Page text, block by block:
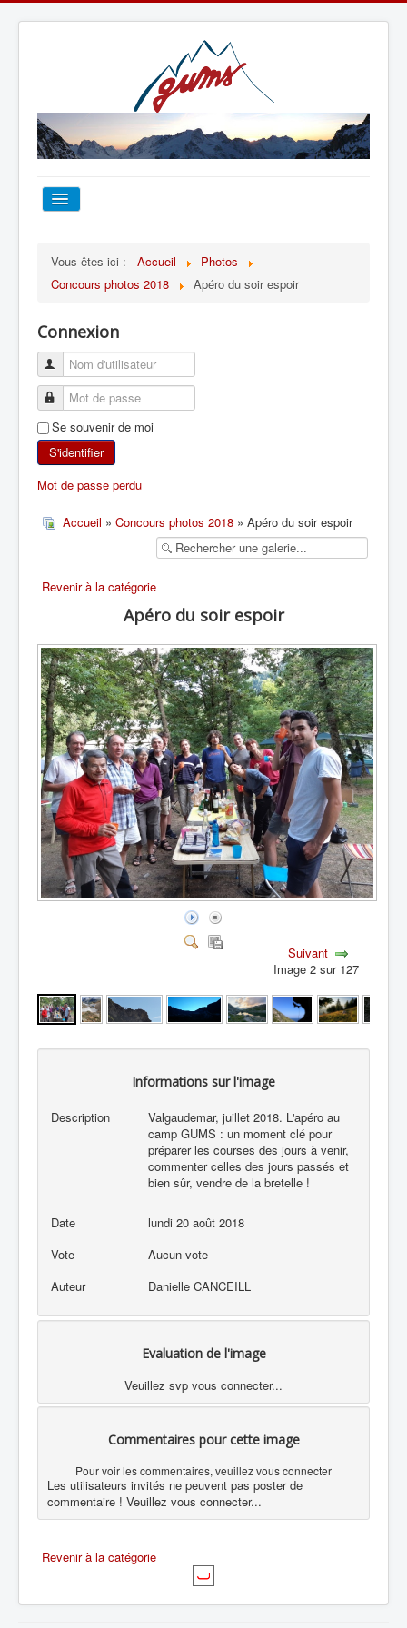
TOUT SUR LE GUMS
ESCALADE
ALPINISME
SKI DE RANDONNÉE
RANDONNÉE SPORTIVE
Vous êtes ici : Accueil
Photos
Concours photos 2018
Apéro du soir espoir
Connexion
Se souvenir de moi
S'identifier
Mot de passe perdu
Accueil » Concours photos 2018 » Apéro du soir espoir
Revenir à la catégorie
Apéro du soir espoir
Suivant
Image 2 sur 127
Informations sur l'image
Description
Valgaudemar, juillet 2018. L'apéro au
camp GUMS : un moment clé pour
préparer les courses des jours à venir,
commenter celles des jours passés et
bien sûr, vendre de la bretelle !
Date
lundi 20 août 2018
Vote
Aucun vote
Auteur
Danielle CANCEILL
Evaluation de l'image
Veuillez svp vous connecter...
Commentaires pour cette image
Pour voir les commentaires, veuillez vous connecter
Les utilisateurs invités ne peuvent pas poster de
commentaire ! Veuillez vous connecter...
Revenir à la catégorie